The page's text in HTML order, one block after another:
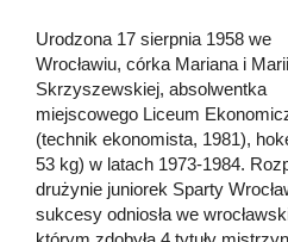
Urodzona 17 sierpnia 1958 we
Wrocławiu, córka Mariana i Marii
Skrzyszewskiej, absolwentka
miejscowego Liceum
(technik ekonomista, 1981),
53 kg) w latach 1973-1984.
drużynie juniorek Sparty
sukcesy odniosła we